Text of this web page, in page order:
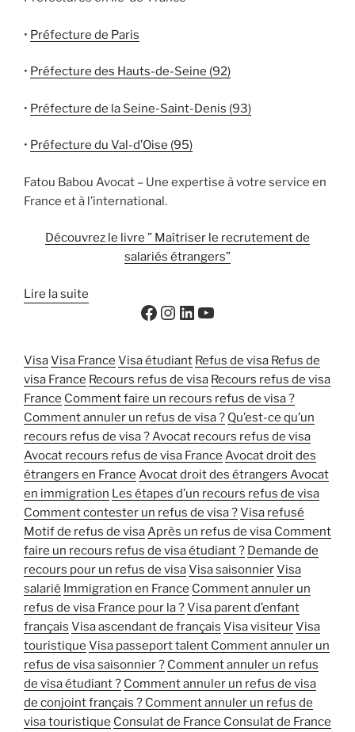
• Préfecture de Paris
• Préfecture des Hauts-de-Seine (92)
• Préfecture de la Seine-Saint-Denis (93)
• Préfecture du Val-d’Oise (95)
Fatou Babou Avocat – Une expertise à votre service en
France et à l’international.
Découvrez le livre ” Maîtriser le recrutement de
salariés étrangers”
Lire la suite
VisaVisa France Visa étudiant Refus de visa Refus de
visa France Recours refus de visa Recours refus de visa
France Comment faire un recours refus de visa ?
Comment annuler un refus de visa ? Qu’est-ce qu’un
recours refus de visa ?Avocat recours refus de visa
Avocat recours refus de visa France Avocat droit des
étrangers en France Avocat droit des étrangers Avocat
en immigration Les étapes d’un recours refus de visa
Comment contester un refus de visa ?Visa refusé
Motif de refus de visaAprès un refus de visa Comment
faire un recours refus de visa étudiant ? Demande de
recours pour un refus de visaVisa saisonnierVisa
salarié Immigration en France Comment annuler un
refus de visa France pour la ?Visa parent d’enfant
français Visa ascendant de français Visa visiteurVisa
touristique Visa passeport talent Comment annuler un
refus de visa saisonnier ? Comment annuler un refus
de visa étudiant ? Comment annuler un refus de visa
de conjoint français ? Comment annuler un refus de
visa touristique Consulat de France Consulat de France